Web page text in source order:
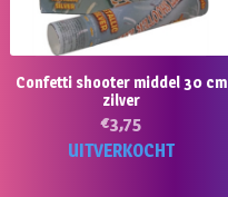
Confetti shooter middel 30 cm
zilver
€3,75
UITVERKOCHT